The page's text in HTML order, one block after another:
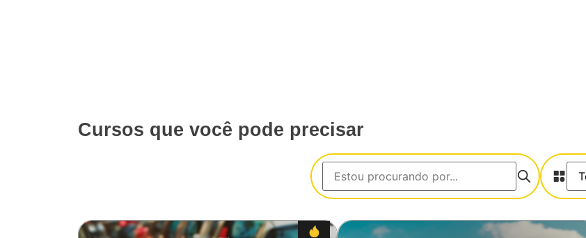
Cursos que você pode precisar